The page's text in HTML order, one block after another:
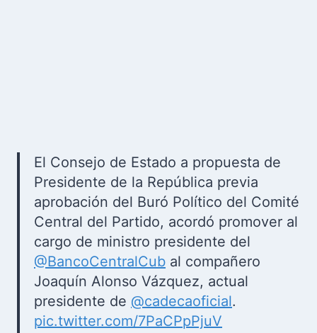
El Consejo de Estado a propuesta de
Presidente de la República previa
aprobación del Buró Político del Comité
Central del Partido, acordó promover al
cargo de ministro presidente del
@BancoCentralCub al compañero
Joaquín Alonso Vázquez, actual
presidente de @cadecaoficial.
pic.twitter.com/7PaCPpPjuV